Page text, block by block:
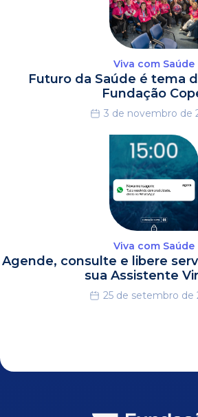
Viva com Saúde
Futuro da Saúde é tema
Fundação
3 de novembro de
Viva com Saúde
Agende, consulte e libere
sua Assistente
25 de setembro de